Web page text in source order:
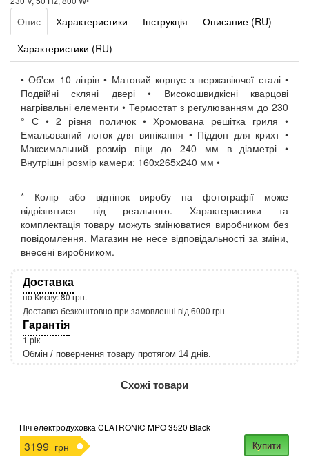
Опис Характеристики Інструкція
Описание (RU)
Характеристики (RU)
• Об'єм 10 літрів • Матовий корпус з нержавіючої сталі •
Подвійні скляні двері • Високошвидкісні кварцові
нагрівальні елементи • Термостат з регулюванням до 230
° С • 2 рівня поличок • Хромована решітка гриля •
Емальований лоток для випікання • Піддон для крихт •
Максимальний розмір піци до 240 мм в діаметрі •
Внутрішні розмір камери: 160х265х240 мм •
* Колір або відтінок виробу на фотографії може
відрізнятися від реального. Характеристики та
комплектація товару можуть змінюватися виробником без
повідомлення. Магазин не несе відповідальності за зміни,
внесені виробником.
Доставка
по Києву: 80 грн.
Доставка безкоштовно при замовленні від 6000 грн
Гарантія
1 рік
Обмін / повернення товару протягом 14 днів.
Схожі товари
Піч електродуховка CLATRONIC MPO 3520 Black
3199 грн Купити